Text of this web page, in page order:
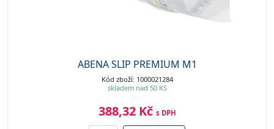
ABENA SLIP PREMIUM M1
Kód zboží: 1000021284
skladem nad 50 KS
388,32 Kč s DPH